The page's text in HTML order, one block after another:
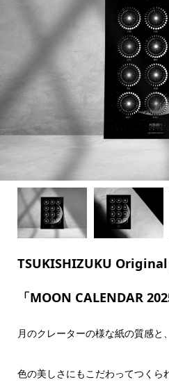
TSUKISHIZUKU
「MOON CALENDAR
月のクレーターの様な紙の質感と、
色の美しさにもこだわってつくら